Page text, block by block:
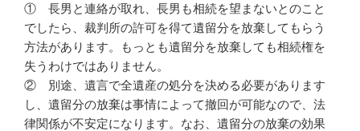
① 長男と連絡が取れ、長男も相続を望まないとのこと
でしたら、裁判所の許可を得て遺留分を放棄してもらう
方法があります。もっとも遺留分を放棄しても相続権を
失うわけではありません。
② 別途、遺言で全遺産の処分を決める必要があります
し、遺留分の放棄は事情によって撤回が可能なので、法
律関係が不安定になります。なお、遺留分の放棄の効果